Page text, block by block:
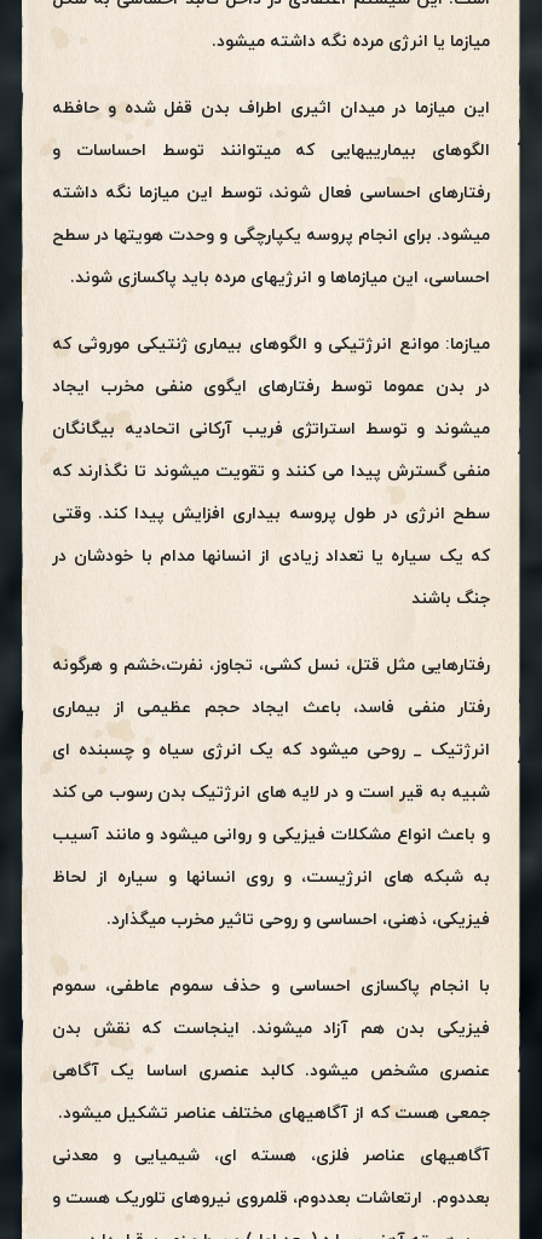
میازما یا انرژی مرده نگه داشته میشود.
این میازما در میدان اثیری اطراف بدن قفل شده و حافظه
الگوهای بیمارییهایی که میتوانند توسط احساسات و
رفتارهای احساسی فعال شوند، توسط این میازما نگه داشته
میشود. برای انجام پروسه یکپارچگی و وحدت هویتها در سطح
احساسی، این میازماها و انرژیهای مرده باید پاکسازی شوند.
میازما: موانع انرژتیکی و الگوهای بیماری ژنتیکی موروثی که
در بدن عموما توسط رفتارهای ایگوی منفی مخرب ایجاد
میشوند و توسط استراتژی فریب آرکانی اتحادیه بیگانگان
منفی گسترش پیدا می کنند و تقویت میشوند تا نگذارند که
سطح انرژی در طول پروسه بیداری افزایش پیدا کند. وقتی
که یک سیاره یا تعداد زیادی از انسانها مدام با خودشان در
جنگ باشند
رفتارهایی مثل قتل، نسل کشی، تجاوز، نفرت،خشم و هرگونه
رفتار منفی فاسد، باعث ایجاد حجم عظیمی از بیماری
انرژتیک _ روحی میشود که یک انرژی سیاه و چسبنده ای
شبیه به قیر است و در لایه های انرژتیک بدن رسوب می کند
و باعث انواع مشکلات فیزیکی و روانی میشود و مانند آسیب
به شبکه های انرژیست، و روی انسانها و سیاره از لحاظ
فیزیکی، ذهنی، احساسی و روحی تاثیر مخرب میگذارد.
با انجام پاکسازی احساسی و حذف سموم عاطفی، سموم
فیزیکی بدن هم آزاد میشوند. اینجاست که نقش بدن
عنصری مشخص میشود. کالبد عنصری اساسا یک آگاهی
جمعی هست که از آگاهیهای مختلف عناصر تشکیل میشود.
آگاهیهای عناصر فلزی، هسته ای، شیمیایی و معدنی
بعددوم. ارتعاشات بعددوم، قلمروی نیروهای تلوریک هست و